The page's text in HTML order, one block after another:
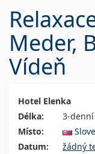
Meder,
Vídeň
Hotel Elenka
Délka:
3-
Místo:
Datum:
žádný